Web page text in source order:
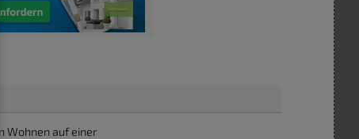
Wohnen auf einer